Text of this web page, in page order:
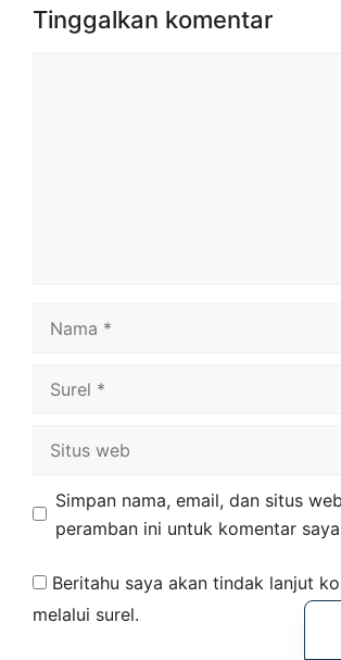
Tinggalkan komentar
Simpan nama, email, dan situs
peramban ini untuk komentar
Beritahu saya akan tindak lanjut
melalui surel.